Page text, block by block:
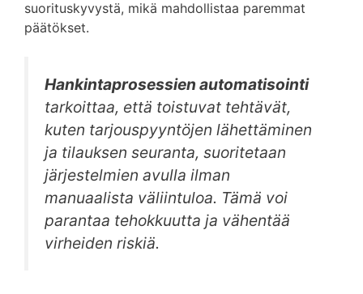
suorituskyvystä, mikä mahdollistaa paremmat
päätökset.
Hankintaprosessien automatisointi
tarkoittaa, että toistuvat tehtävät,
kuten tarjouspyyntöjen lähettäminen
ja tilauksen seuranta, suoritetaan
järjestelmien avulla ilman
manuaalista väliintuloa. Tämä voi
parantaa tehokkuutta ja vähentää
virheiden riskiä.